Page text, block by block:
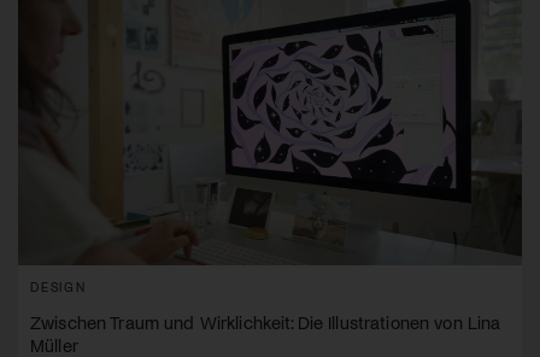
DESIGN
Zwischen Traum und Wirklichkeit: Die Illustrationen von Lina
Müller